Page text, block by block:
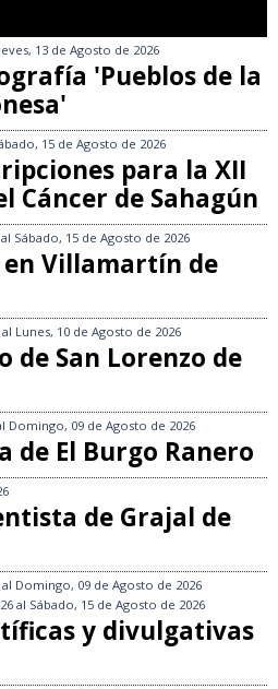
13 de Agosto de 2026
'Pueblos de la
15 de Agosto de 2026
para la XII
Cáncer de Sahagún
al Sábado, 15 de Agosto de 2026
Villamartín de
al Lunes, 10 de Agosto de 2026
de San Lorenzo de
Domingo, 09 de Agosto de 2026
de El Burgo Ranero
de Grajal de
al Domingo, 09 de Agosto de 2026
al Sábado, 15 de Agosto de 2026
y divulgativas